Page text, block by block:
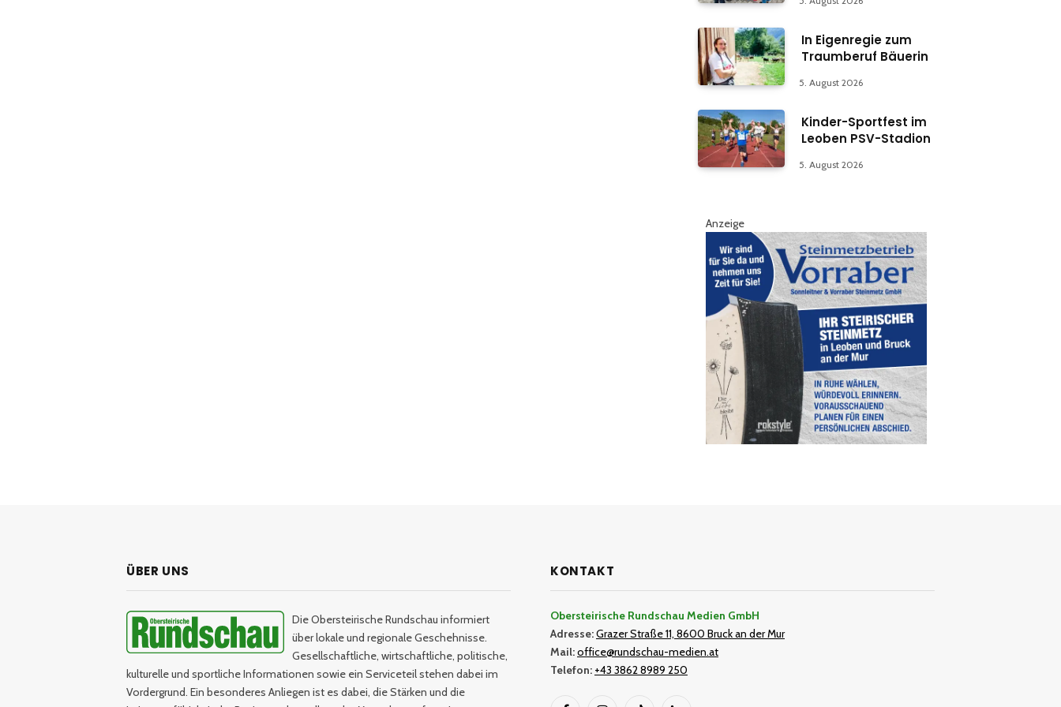
In Eigenregie zum
Traumberuf Bäuerin
5. August 2026
Kinder-Sportfest im
Leoben PSV-Stadion
5. August 2026
Anzeige
ÜBER UNS
Die Obersteirische Rundschau informiert
über lokale und regionale Geschehnisse.
Gesellschaftliche, wirtschaftliche, politische,
kulturelle und sportliche Informationen sowie ein Serviceteil stehen dabei im
Vordergrund. Ein besonderes Anliegen ist es dabei, die Stärken und die
KONTAKT
Obersteirische Rundschau Medien GmbH
Adresse:Grazer Straße 11, 8600 Bruck an der Mur
Mail:office@rundschau-medien.at
Telefon: +43 3862 8989 250